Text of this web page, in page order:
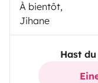
À bientôt,
Jihane
Hast